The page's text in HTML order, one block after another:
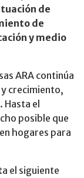
de
de
y medio
ARA continúa
crecimiento,
el
posible que
hogares para
a el siguiente